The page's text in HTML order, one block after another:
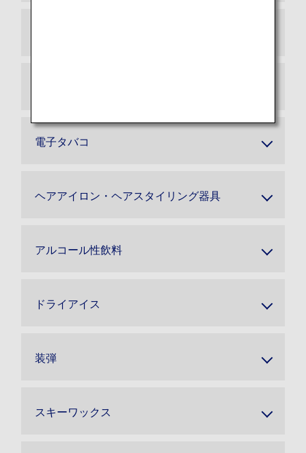
電子タバコ
ヘアアイロン・ヘアスタイリング器具
アルコール性飲料
ドライアイス
装弾
スキーワックス